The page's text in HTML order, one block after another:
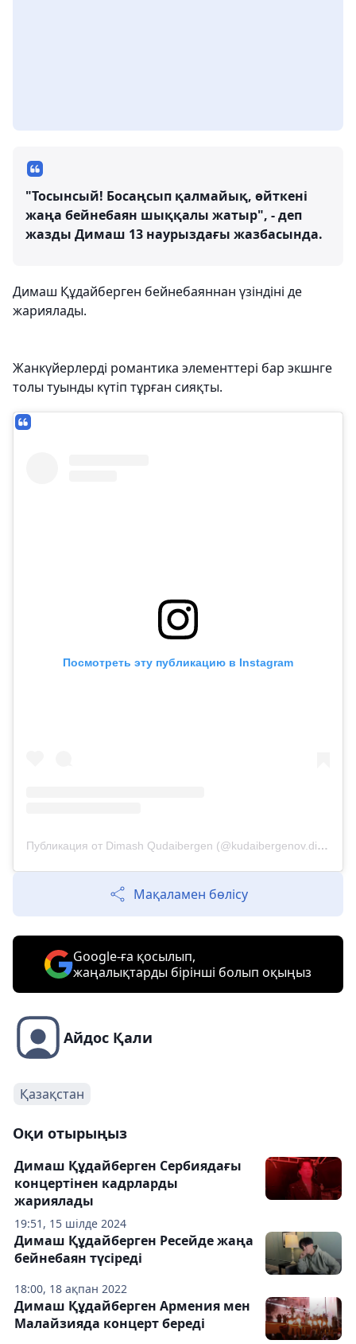
"Тосынсый! Босаңсып қалмайық, өйткені
жаңа бейнебаян шыққалы жатыр", - деп
жазды Димаш 13 наурыздағы жазбасында.
Димаш Құдайберген бейнебаяннан үзіндіні де
жариялады.
Жанкүйерлерді романтика элементтері бар экшнге
толы туынды күтіп тұрған сияқты.
Посмотреть эту публикацию в Instagram
Публикация от Dimash Qudaibergen (@kudaibergenov.dimash)
Мақаламен бөлісу
Google-ға қосылып,
жаңалықтарды бірінші болып оқыңыз
Айдос Қали
Қазақстан
Оқи отырыңыз
19:51, 15 шілде 2024
Димаш Құдайберген Сербиядағы
концертінен кадрларды
жариялады
18:00, 18 ақпан 2022
Димаш Құдайберген Ресейде жаңа
бейнебаян түсіреді
Димаш Құдайберген Армения мен
Малайзияда концерт береді